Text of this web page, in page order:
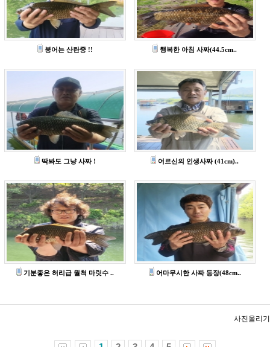
붕어는 산란중 !! 행복한 아침 사짜(44.5cm..
딱봐도 그냥 사짜 ! 어르신의 인생사짜 (41cm)..
기분좋은 허리급 월척 마릿수 .. 어마무시한 사짜 등장(48cm..
사진올리기